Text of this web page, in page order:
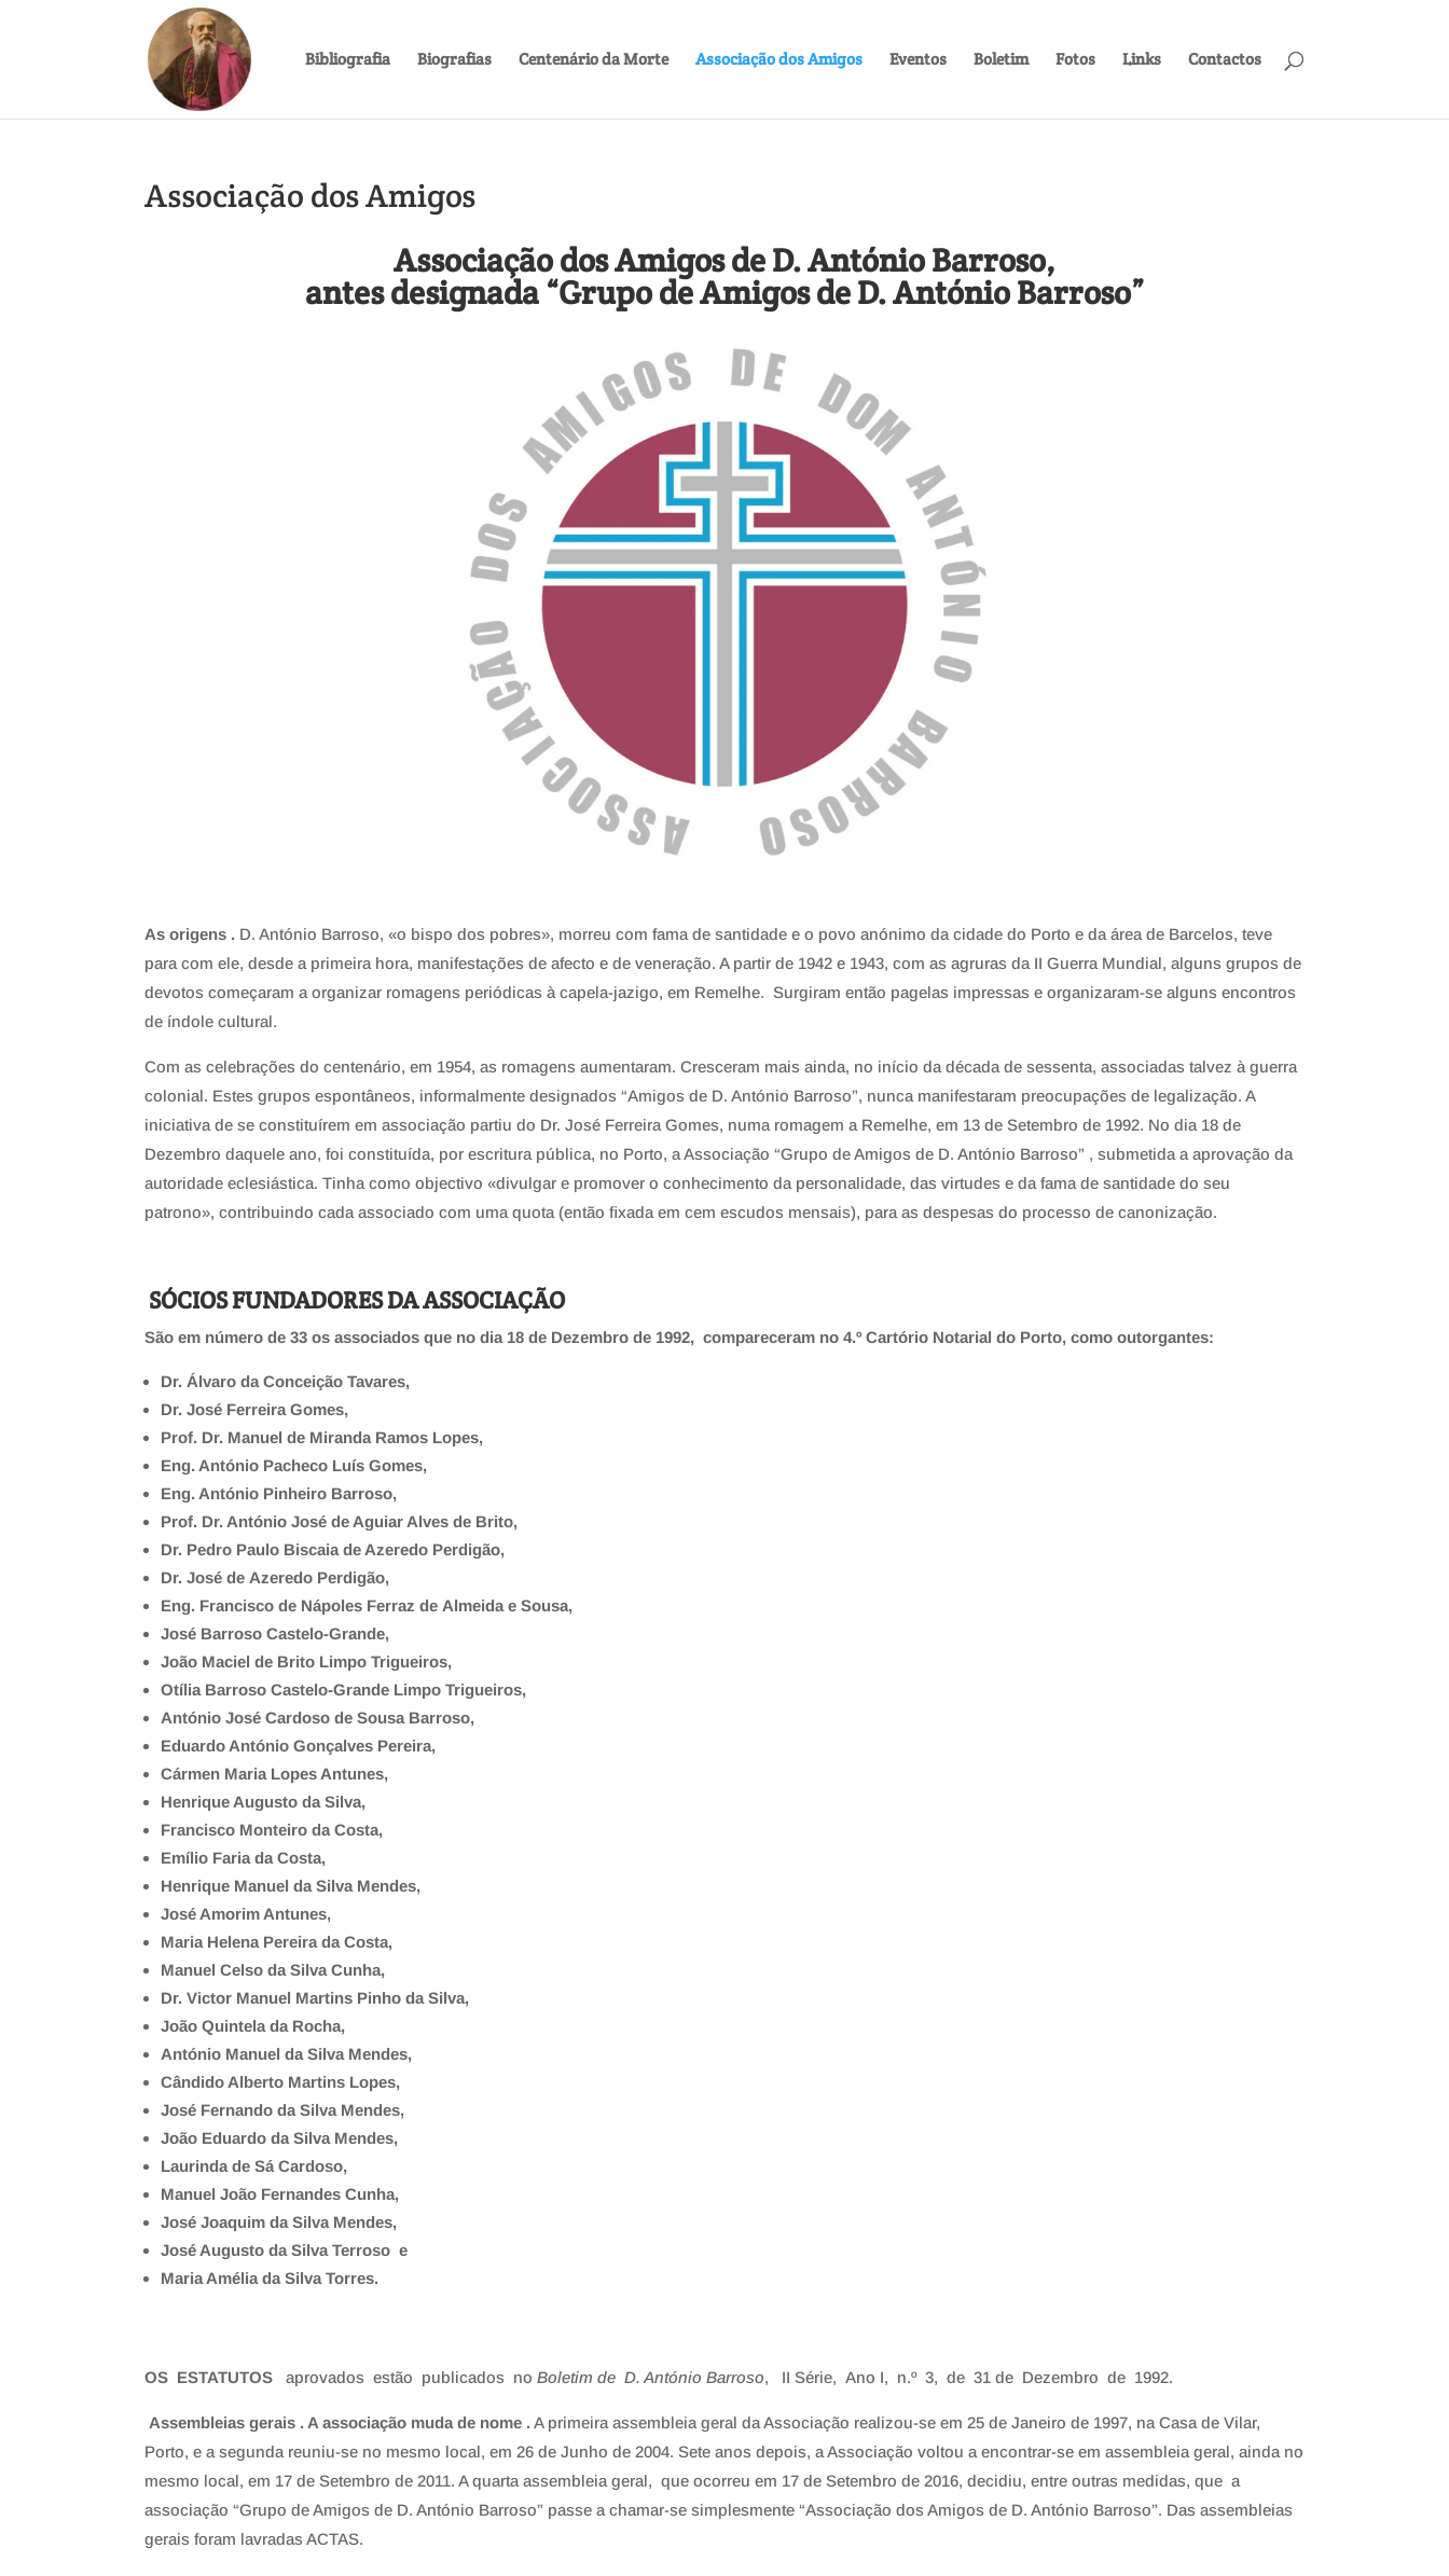
Bibliografia Biografias Centenário da Morte Associação dos Amigos Eventos Boletim Fotos Links Contactos
Associação dos Amigos
Associação dos Amigos de D. António Barroso,
antes designada “Grupo de Amigos de D. António Barroso”
As origens . D. António Barroso, «o bispo dos pobres», morreu com fama de santidade e o povo anónimo da cidade do Porto e da área de Barcelos, teve
para com ele, desde a primeira hora, manifestações de afecto e de veneração. A partir de 1942 e 1943, com as agruras da II Guerra Mundial, alguns grupos de
devotos começaram a organizar romagens periódicas à capela-jazigo, em Remelhe. Surgiram então pagelas impressas e organizaram-se alguns encontros
de índole cultural.
Com as celebrações do centenário, em 1954, as romagens aumentaram. Cresceram mais ainda, no início da década de sessenta, associadas talvez à guerra
colonial. Estes grupos espontâneos, informalmente designados “Amigos de D. António Barroso”, nunca manifestaram preocupações de legalização. A
iniciativa de se constituírem em associação partiu do Dr. José Ferreira Gomes, numa romagem a Remelhe, em 13 de Setembro de 1992. No dia 18 de
Dezembro daquele ano, foi constituída, por escritura pública, no Porto, a Associação “Grupo de Amigos de D. António Barroso” , submetida a aprovação da
autoridade eclesiástica. Tinha como objectivo «divulgar e promover o conhecimento da personalidade, das virtudes e da fama de santidade do seu
patrono», contribuindo cada associado com uma quota (então ﬁxada em cem escudos mensais), para as despesas do processo de canonização.
SÓCIOS FUNDADORES DA ASSOCIAÇÃO
São em número de 33 os associados que no dia 18 de Dezembro de 1992,compareceram no 4.º Cartório Notarial do Porto, como outorgantes:
Dr. Álvaro da Conceição Tavares,
Dr. José Ferreira Gomes,
Prof. Dr. Manuel de Miranda Ramos Lopes,
Eng. António Pacheco Luís Gomes,
Eng. António Pinheiro Barroso,
Prof. Dr. António José de Aguiar Alves de Brito,
Dr. Pedro Paulo Biscaia de Azeredo Perdigão,
Dr. José de Azeredo Perdigão,
Eng. Francisco de Nápoles Ferraz de Almeida e Sousa,
José Barroso Castelo-Grande,
João Maciel de Brito Limpo Trigueiros,
Otília Barroso Castelo-Grande Limpo Trigueiros,
António José Cardoso de Sousa Barroso,
Eduardo António Gonçalves Pereira,
Cármen Maria Lopes Antunes,
Henrique Augusto da Silva,
Francisco Monteiro da Costa,
Emílio Faria da Costa,
Henrique Manuel da Silva Mendes,
José Amorim Antunes,
Maria Helena Pereira da Costa,
Manuel Celso da Silva Cunha,
Dr. Victor Manuel Martins Pinho da Silva,
João Quintela da Rocha,
António Manuel da Silva Mendes,
Cândido Alberto Martins Lopes,
José Fernando da Silva Mendes,
João Eduardo da Silva Mendes,
Laurinda de Sá Cardoso,
Manuel João Fernandes Cunha,
José Joaquim da Silva Mendes,
José Augusto da Silva Terroso e
Maria Amélia da SilvaTorres.
OS ESTATUTOS aprovados estão publicados noBoletim de D. António Barroso, II Série, Ano I, n.º 3, de 31 de Dezembro de 1992.
Assembleias gerais . A associação muda de nome . A primeira assembleia geral da Associação realizou-se em 25 de Janeiro de 1997, na Casa de Vilar,
Porto, e a segunda reuniu-se no mesmo local, em 26 de Junho de 2004. Sete anos depois, a Associação voltou a encontrar-se em assembleia geral, ainda no
mesmo local, em 17 de Setembro de 2011. A quarta assembleia geral, que ocorreu em 17 de Setembro de 2016, decidiu, entre outras medidas, que a
associação “Grupo de Amigos de D. António Barroso” passe a chamar-se simplesmente “Associação dos Amigos de D. António Barroso”. Das assembleias
gerais foram lavradas ACTAS.